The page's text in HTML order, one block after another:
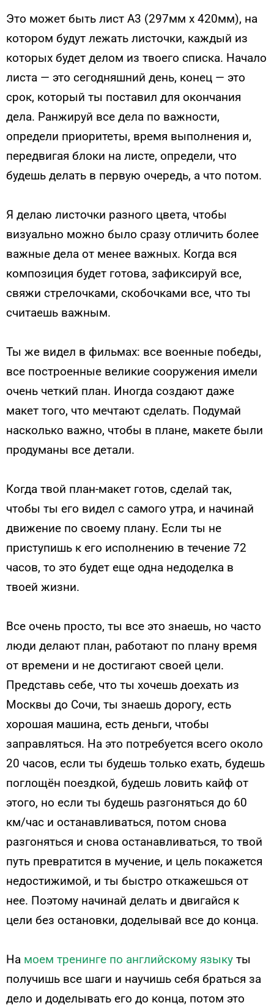
Это может быть лист А3 (297мм х 420мм), на
котором будут лежать листочки, каждый из
которых будет делом из твоего списка. Начало
листа — это сегодняшний день, конец — это
срок, который ты поставил для окончания
дела. Ранжируй все дела по важности,
определи приоритеты, время выполнения и,
передвигая блоки на листе, определи, что
будешь делать в первую очередь, а что потом.
Я делаю листочки разного цвета, чтобы
визуально можно было сразу отличить более
важные дела от менее важных. Когда вся
композиция будет готова, зафиксируй все,
свяжи стрелочками, скобочками все, что ты
считаешь важным.
Ты же видел в фильмах: все военные победы,
все построенные великие сооружения имели
очень четкий план. Иногда создают даже
макет того, что мечтают сделать. Подумай
насколько важно, чтобы в плане, макете были
продуманы все детали.
Когда твой план-макет готов, сделай так,
чтобы ты его видел с самого утра, и начинай
движение по своему плану. Если ты не
приступишь к его исполнению в течение 72
часов, то это будет еще одна недоделка в
твоей жизни.
Все очень просто, ты все это знаешь, но часто
люди делают план, работают по плану время
от времени и не достигают своей цели.
Представь себе, что ты хочешь доехать из
Москвы до Сочи, ты знаешь дорогу, есть
хорошая машина, есть деньги, чтобы
заправляться. На это потребуется всего около
20 часов, если ты будешь только ехать, будешь
поглощён поездкой, будешь ловить кайф от
этого, но если ты будешь разгоняться до 60
км/час и останавливаться, потом снова
разгоняться и снова останавливаться, то твой
путь превратится в мучение, и цель покажется
недостижимой, и ты быстро откажешься от
нее. Поэтому начинай делать и двигайся к
цели без остановки, доделывай все до конца.
На моем тренинге по английскому языку ты
получишь все шаги и научишь себя браться за
дело и доделывать его до конца, потом это